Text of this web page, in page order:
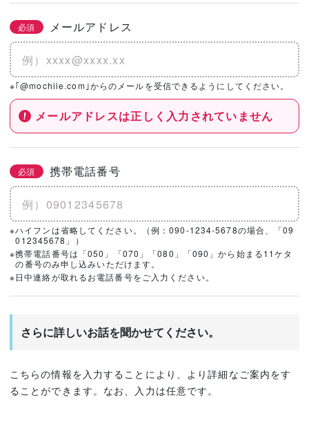
必須 メールアドレス
※｢@mochiie.com｣からのメールを受信できるようにしてください。
メールアドレスは正しく入力されていません
必須 携帯電話番号
※ハイフンは省略してください。（例：090-1234-5678の場合、「09
012345678」）
※携帯電話番号は「050」「070」「080」「090」から始まる11ケタ
の番号のみ申し込みいただけます。
※日中連絡が取れるお電話番号をご入力ください。
さらに詳しいお話を聞かせてください。
こちらの情報を入力することにより、より詳細なご案内をす
ることができます。なお、入力は任意です。